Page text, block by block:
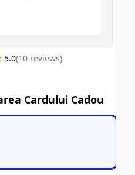
5.0(10reviews)
Cardului Cadou